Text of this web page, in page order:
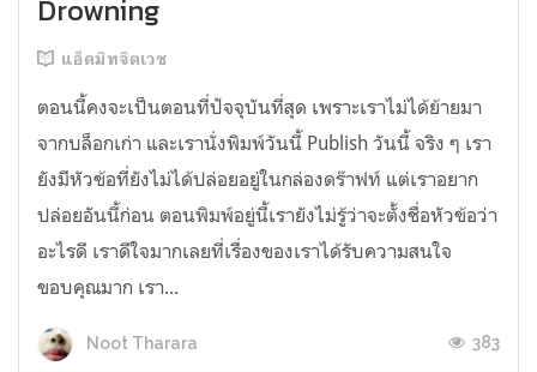
Drowning
แอ็ดมิทจิตเวช
ตอนนี้คงจะเป็นตอนที่ปัจจุบันที่สุด เพราะเราไม่ได้ย้ายมา
จากบล็อกเก่า และเรานั่งพิมพ์วันนี้ Publish วันนี้ จริง ๆ เรา
ยังมีหัวข้อที่ยังไม่ได้ปล่อยอยู่ในกล่องดร๊าฟท์ แต่เราอยาก
ปล่อยอันนี้ก่อน ตอนพิมพ์อยู่นี้เรายังไม่รู้ว่าจะตั้งชื่อหัวข้อว่า
อะไรดี เราดีใจมากเลยที่เรื่องของเราได้รับความสนใจ
ขอบคุณมาก เรา...
Noot Tharara 383